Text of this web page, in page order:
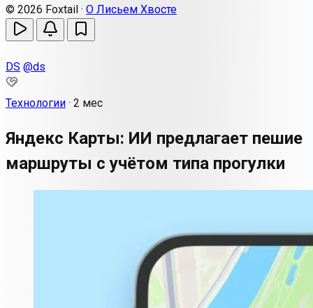
© 2026 Foxtail · О Лисьем Хвосте
DS @ds
Технологии · 2 мес
Яндекс Карты: ИИ предлагает пешие
маршруты с учётом типа прогулки